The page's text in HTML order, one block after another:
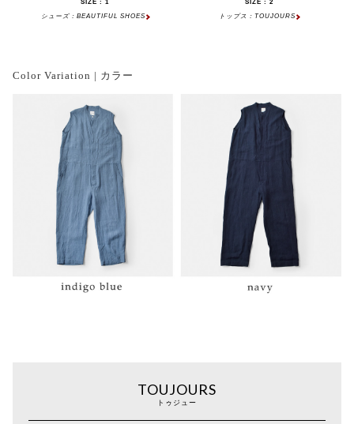
SIZE : 1
シューズ：BEAUTIFUL SHOES
SIZE : 2
トップス：TOUJOURS
Color Variation | カラー
TOUJOURS
トゥジュー